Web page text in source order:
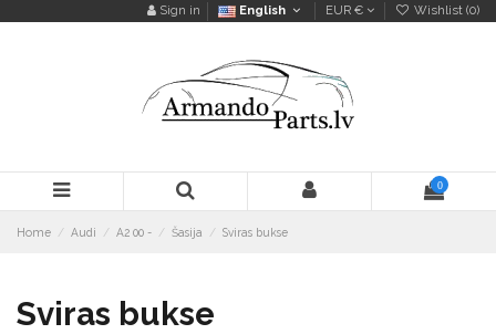
Sign in English EUR € Wishlist (0)
0
Home Audi A2 00 - Šasija Sviras bukse
Sviras bukse